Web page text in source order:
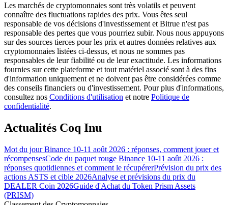
Guide
Guide de démarrage des contrats à terme
Stratégies de trading
Apprenez à rester rentable
Les marchés de cryptomonnaies sont très volatils et peuvent
connaître des fluctuations rapides des prix. Vous êtes seul
responsable de vos décisions d'investissement et Bitrue n'est pas
responsable des pertes que vous pourriez subir. Nous nous appuyons
sur des sources tierces pour les prix et autres données relatives aux
cryptomonnaies listées ci-dessus, et nous ne sommes pas
responsables de leur fiabilité ou de leur exactitude. Les informations
fournies sur cette plateforme et tout matériel associé sont à des fins
d'information uniquement et ne doivent pas être considérées comme
des conseils financiers ou d'investissement. Pour plus d'informations,
consultez nos Conditions d'utilisation et notre Politique de
confidentialité.
Actualités Coq Inu
Mot du jour Binance 10-11 août 2026 : réponses, comment jouer et
récompensesCode du paquet rouge Binance 10-11 août 2026 :
réponses quotidiennes et comment le récupérerPrévision du prix des
actions ASTS et cible 2026Analyse et prévisions du prix du
DEALER Coin 2026Guide d'Achat du Token Prism Assets
(PRISM)